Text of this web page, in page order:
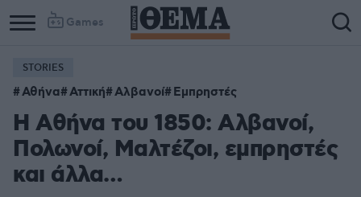
Games
STORIES
Αθήνα Αττική Αλβανοί Εμπρηστές
Η Αθήνα του 1850: Αλβανοί,
Πολωνοί, Μαλτέζοι, εμπρηστές
και άλλα…